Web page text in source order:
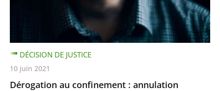
Dérogation au confinement : annulation
DÉCISION DE JUSTICE
10 juin 2021